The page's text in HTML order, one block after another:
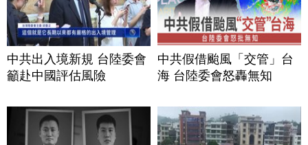
中共出入境新規 台陸委會
籲赴中國評估風險
中共假借颱風「交管」台
海 台陸委會怒轟無知